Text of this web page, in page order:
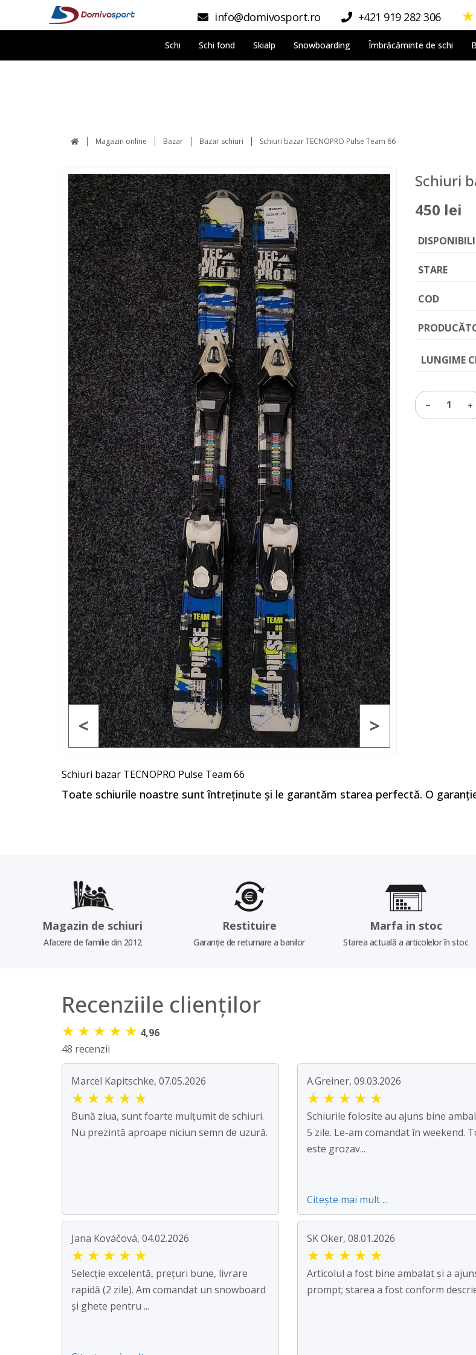
info@domivosport.ro +421 919 282 306 ★
Schi Schi fond Skialp Snowboarding Îmbrăcăminte de schi
Magazin online Bazar Bazar schiuri Schiuri bazar TECNOPRO Pulse Team 66
>
<
Schiuri
450 lei
STARE
COD
LUNGIME
1
Schiuri bazar TECNOPRO Pulse Team 66
Toate schiurile noastre sunt întreținute și le garantăm starea perfectă. O
Magazin de schiuri
Afacere de familie din 2012
Restituire
Garanție de returnare a banilor
Marfa in stoc
Starea actuală a articolelor în stoc
Recenziile clienților
★ ★ ★ ★ ★ 4,96
48 recenzii
Marcel Kapitschke, 07.05.2026
★ ★ ★ ★ ★
Bună ziua, sunt foarte mulțumit de schiuri.
Nu prezintă aproape niciun semn de uzură.
A.Greiner, 09.03.2026
★ ★ ★ ★ ★
Schiurile folosite au ajuns bine
5 zile. Le-am comandat în weekend.
este grozav...
Citește mai mult ...
Jana Kováčová, 04.02.2026
★ ★ ★ ★ ★
Selecție excelentă, prețuri bune, livrare
rapidă (2 zile). Am comandat un snowboard
și ghete pentru ...
SK Oker, 08.01.2026
★ ★ ★ ★ ★
Articolul a fost bine ambalat și a
prompt; starea a fost conform